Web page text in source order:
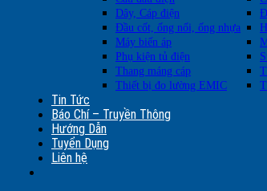
Dây, Cáp điện
Đầu cốt, ống nối, ống nhựa
Máy biến áp
Phụ kiện tủ điện
Thang máng cáp
Thiết bị đo lường EMIC
Tin Tức
Báo Chí – Truyền Thông
Hướng Dẫn
Tuyển Dụng
Liên hệ